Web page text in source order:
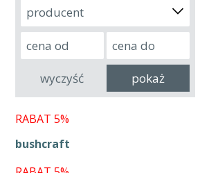
producent
RABAT 5%
bushcraft